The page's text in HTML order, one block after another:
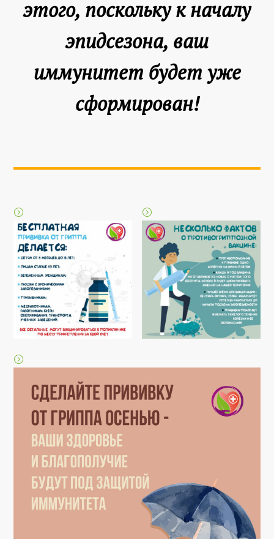
этого, поскольку к началу
эпидсезона, ваш
иммунитет будет уже
сформирован!